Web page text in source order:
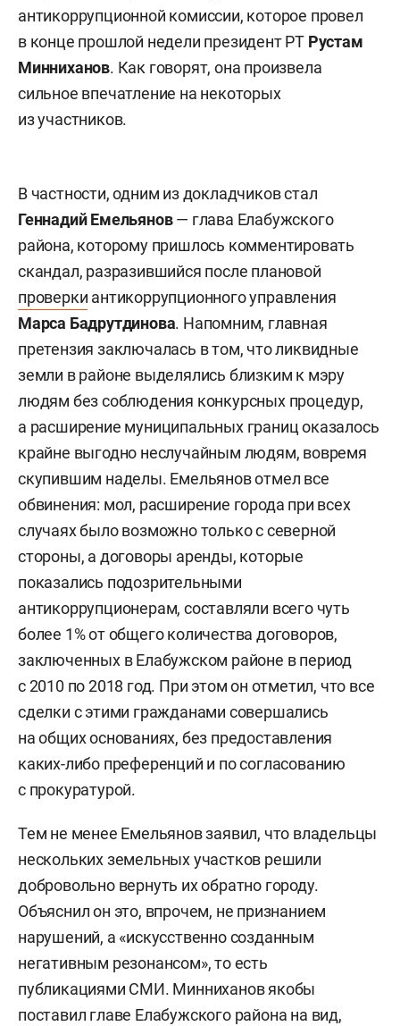
антикоррупционной комиссии, которое провел
в конце прошлой недели президент РТ Рустам
Минниханов. Как говорят, она произвела
сильное впечатление на некоторых
из участников.
В частности, одним из докладчиков стал
Геннадий Емельянов— глава Елабужского
района, которому пришлось комментировать
скандал, разразившийся после плановой
проверки антикоррупционного управления
Марса Бадрутдинова. Напомним, главная
претензия заключалась в том, что ликвидные
земли в районе выделялись близким к мэру
людям без соблюдения конкурсных процедур,
а расширение муниципальных границ оказалось
крайне выгодно неслучайным людям, вовремя
скупившим наделы. Емельянов отмел все
обвинения: мол, расширение города при всех
случаях было возможно только с северной
стороны, а договоры аренды, которые
показались подозрительными
антикоррупционерам, составляли всего чуть
более 1% от общего количества договоров,
заключенных в Елабужском районе в период
с 2010 по 2018 год. При этом он отметил, что все
сделки с этими гражданами совершались
на общих основаниях, без предоставления
каких-либо преференций и по согласованию
с прокуратурой.
Тем не менее Емельянов заявил, что владельцы
нескольких земельных участков решили
добровольно вернуть их обратно городу.
Объяснил он это, впрочем, не признанием
нарушений, а «искусственно созданным
негативным резонансом», то есть
публикациями СМИ. Минниханов якобы
поставил главе Елабужского района на вид,